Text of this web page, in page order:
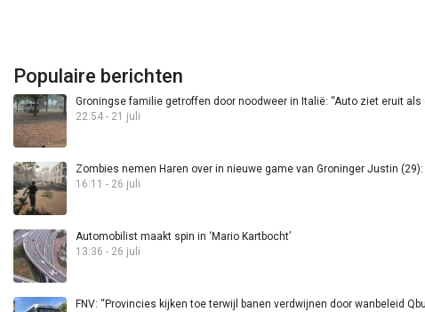
Populaire berichten
Groningse familie getroffen door noodweer in Italië: “Auto ziet eruit als
22:54 - 21 juli
Zombies nemen Haren over in nieuwe game van Groninger Justin
16:11 - 26 juli
Automobilist maakt spin in ‘Mario Kartbocht’
13:36 - 26 juli
FNV: “Provincies kijken toe terwijl banen verdwijnen door wanbeleid